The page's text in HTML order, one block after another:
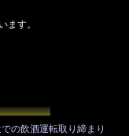
ます。
の飲酒運転取り締まり